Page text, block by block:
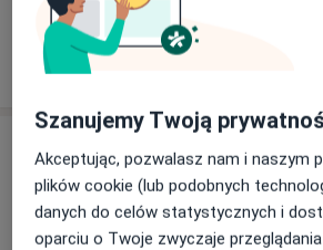
Konsultacja psychologiczna
170 zł Szczegóły
Szanujemy Twoją
Akceptując, pozwalasz nam i naszym
plików cookie (lub podobnych
danych do celów statystycznych i
oparciu o Twoje zwyczaje